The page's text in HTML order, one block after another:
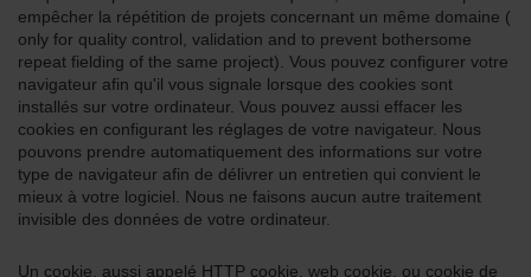
empêcher la répétition de projets concernant un même domaine (
only for quality control, validation and to prevent bothersome
repeat fielding of the same project). Vous pouvez configurer votre
navigateur afin qu'il vous signale lorsque des cookies sont
installés sur votre ordinateur. Vous pouvez aussi effacer les
cookies en configurant les réglages de votre navigateur. Nous
pouvons prendre automatiquement des informations sur votre
type de navigateur afin de délivrer un entretien qui convient le
mieux à votre logiciel. Nous ne faisons aucun autre traitement
invisible des données de votre ordinateur.
Un cookie, aussi appelé HTTP cookie, web cookie, ou cookie de